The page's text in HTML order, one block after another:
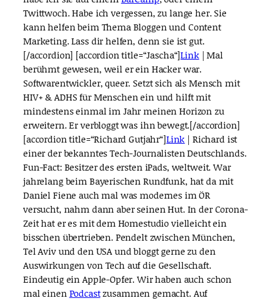
Twittwoch. Habe ich vergessen, zu lange her. Sie
kann helfen beim Thema Bloggen und Content
Marketing. Lass dir helfen, denn sie ist gut.
[/accordion] [accordion title=“Jascha“]Link| Mal
berühmt gewesen, weil er ein Hacker war.
Softwarentwickler, queer. Setzt sich als Mensch mit
HIV+ & ADHS für Menschen ein und hilft mit
mindestens einmal im Jahr meinen Horizon zu
erweitern. Er verbloggt was ihn bewegt.[/accordion]
[accordion title=“Richard Gutjahr“]Link | Richard ist
einer der bekanntes Tech-Journalisten Deutschlands.
Fun-Fact: Besitzer des ersten iPads, weltweit. War
jahrelang beim Bayerischen Rundfunk, hat da mit
Daniel Fiene auch mal was modernes im ÖR
versucht, nahm dann aber seinen Hut. In der Corona-
Zeit hat er es mit dem Homestudio vielleicht ein
bisschen übertrieben. Pendelt zwischen München,
Tel Aviv und den USA und bloggt gerne zu den
Auswirkungen von Tech auf die Gesellschaft.
Eindeutig ein Apple-Opfer. Wir haben auch schon
mal einenPodcastzusammen gemacht. Auf